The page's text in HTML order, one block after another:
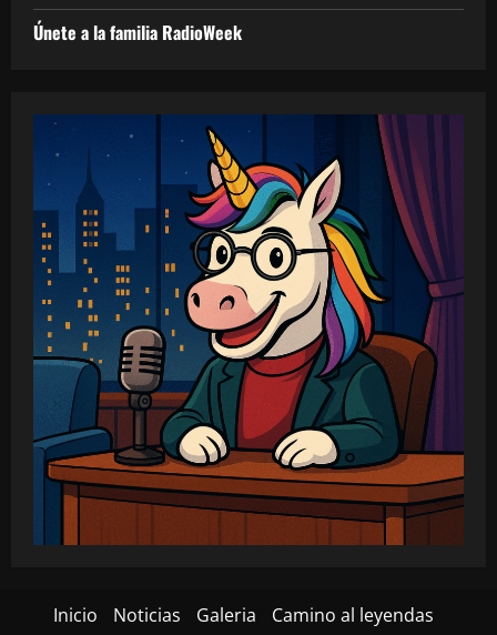
Únete a la familia RadioWeek
Inicio Noticias Galeria
Camino al leyendas